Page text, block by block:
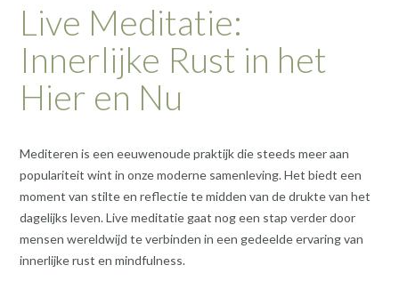
Live Meditatie:
Innerlijke Rust in het
Hier en Nu
Mediteren is een eeuwenoude praktijk die steeds meer aan
populariteit wint in onze moderne samenleving. Het biedt een
moment van stilte en reflectie te midden van de drukte van het
dagelijks leven. Live meditatie gaat nog een stap verder door
mensen wereldwijd te verbinden in een gedeelde ervaring van
innerlijke rust en mindfulness.